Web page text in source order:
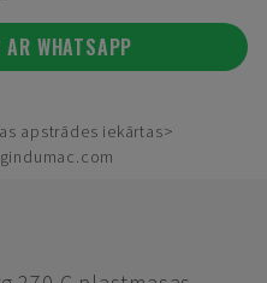
WHATSAPP
apstrādes iekārtas